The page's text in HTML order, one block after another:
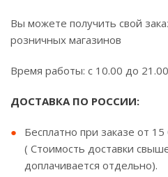
Вы можете получить свой
розничных магазинов
Время работы: с 10.00 до
ДОСТАВКА ПО РОССИИ:
Бесплатно при заказе от 15
( Стоимость доставки
доплачивается отдельно).